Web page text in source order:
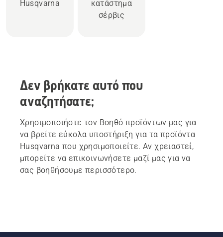
Husqvarna
κατάστημα
σέρβις
Δεν βρήκατε αυτό που
αναζητήσατε;
Χρησιμοποιήστε τον Βοηθό προϊόντων μας για
να βρείτε εύκολα υποστήριξη για τα προϊόντα
Husqvarna που χρησιμοποιείτε. Αν χρειαστεί,
μπορείτε να επικοινωνήσετε μαζί μας για να
σας βοηθήσουμε περισσότερο.